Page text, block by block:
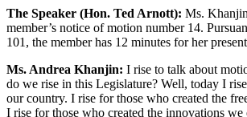
The Speaker (Hon. Ted Arnott): Ms.
member’s notice of motion number 14.
101, the member has 12 minutes for her
Ms. Andrea Khanjin: I rise to talk about
do we rise in this Legislature? Well, today I
our country. I rise for those who created the
I rise for those who created the innovations